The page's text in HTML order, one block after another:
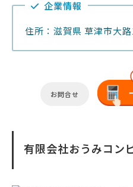
企業情報
住所：滋賀県 草津市大
お問合せ
有限会社おうみコン